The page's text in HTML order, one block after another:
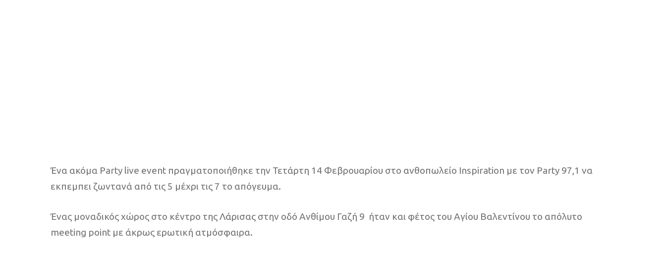
Ένα ακόμα Party live event πραγματοποιήθηκε την Τετάρτη 14 Φεβρουαρίου στο ανθοπωλείο Inspiration με τον Party 97,1 να
εκπεμπει ζωντανά από τις 5 μέχρι τις 7 το απόγευμα.
Ένας μοναδικός χώρος στο κέντρο της Λάρισας στην οδό Ανθίμου Γαζή 9 ήταν και φέτος του Αγίου Βαλεντίνου το απόλυτο
meeting point με άκρως ερωτική ατμόσφαιρα.